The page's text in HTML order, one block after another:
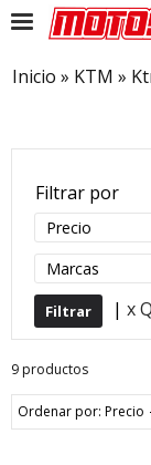
Inicio » KTM »
Filtrar por
Precio
Marcas
| x
9 productos
Ordenar por: Precio